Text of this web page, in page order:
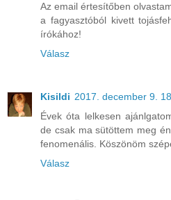
Az email értesítőben
a fagyasztóból kivett
írókához!
Válasz
Kisildi 2017. december 9.
Évek óta lelkesen
de csak ma sütöttem meg
fenomenális. Köszönöm
Válasz